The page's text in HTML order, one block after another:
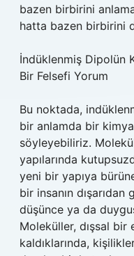
bazen birbirini
hatta bazen birbirini
İndüklenmiş Dipolün
Bir Felsefi Yorum
Bu noktada,
bir anlamda bir
söyleyebiliriz.
yapılarında
yeni bir yapıya
bir insanın
düşünce ya da
Moleküller, dışsal
kaldıklarında,